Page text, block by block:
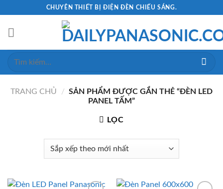
content
CHUYÊN THIẾT BỊ ĐIỆN ĐÈN CHIẾU SÁNG.
Tìm
TRANG CHỦ / SẢN PHẨM ĐƯỢC GẮN THẺ “ĐÈN LED
PANEL TẤM”
LỌC